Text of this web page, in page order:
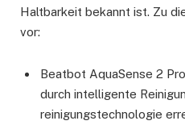
Haltbarkeit bekannt ist. Zu
vor:
Beatbot AquaSense 2
durch intelligente
reinigungstechnologie